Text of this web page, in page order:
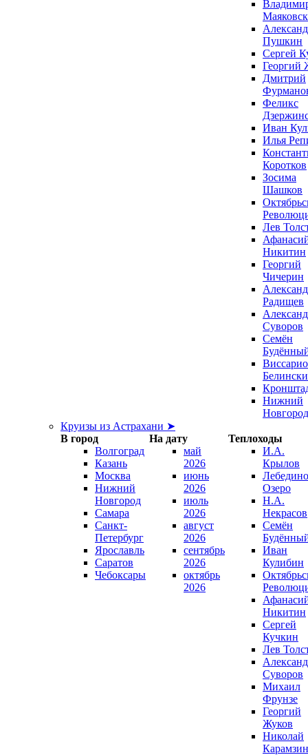
Пушкин
Сергей
Георгий
Дмитрий
Феликс
Иван
Илья
Коротков
Зосима
Шашков
Лев
Никитин
Георгий
Чичерин
Радищев
Суворов
Семён
Нижний
Новгород
Круизы из Астрахани ➤
В город
На дату
Теплоходы
Волгоград
Казань
Москва
Нижний
Новгород
Самара
Санкт-
Петербург
Ярославль
Саратов
Чебоксары
май
2026
июнь
2026
июль
2026
август
2026
сентябрь
2026
октябрь
2026
И.А.
Крылов
Озеро
Н.А.
Некрасов
Семён
Иван
Кулибин
Никитин
Сергей
Кучкин
Лев
Суворов
Михаил
Фрунзе
Георгий
Жуков
Николай
Карамзин